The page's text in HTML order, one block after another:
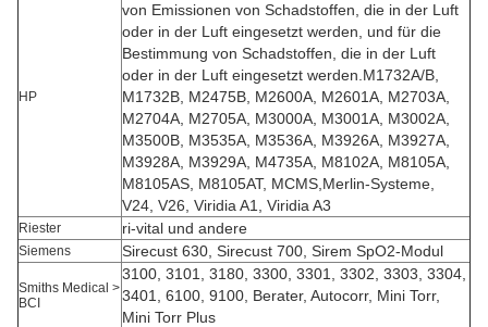
HP
von Emissionen von Schadstoffen, die in der Luft
oder in der Luft eingesetzt werden, und für die
Bestimmung von Schadstoffen, die in der Luft
oder in der Luft eingesetzt werden.M1732A/B,
M1732B, M2475B, M2600A, M2601A, M2703A,
M2704A, M2705A, M3000A, M3001A, M3002A,
M3500B, M3535A, M3536A, M3926A, M3927A,
M3928A, M3929A, M4735A, M8102A, M8105A,
M8105AS, M8105AT, MCMS,Merlin-Systeme,
V24, V26, Viridia A1, Viridia A3
Riester ri-vital und andere
Siemens Sirecust 630, Sirecust 700, Sirem SpO2-Modul
Smiths Medical >
BCI
3100, 3101, 3180, 3300, 3301, 3302, 3303, 3304,
3401, 6100, 9100, Berater, Autocorr, Mini Torr,
Mini Torr Plus